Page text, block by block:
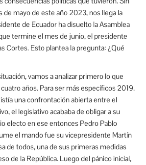
de mayo de este año 2023, nos llega la
de Ecuador ha disuelto la Asamblea
termine el mes de junio, el presidente
Cortes. Esto plantea la pregunta: ¿Qué
vamos a analizar primero lo que
años. Para ser más específicos 2019.
una confrontación abierta entre el
el legislativo acababa de obligar a su
electo en ese entonces Pedro Pablo
el mando fue su vicepresidente Martín
de todos, una de sus primeras medidas
de la República. Luego del pánico inicial,